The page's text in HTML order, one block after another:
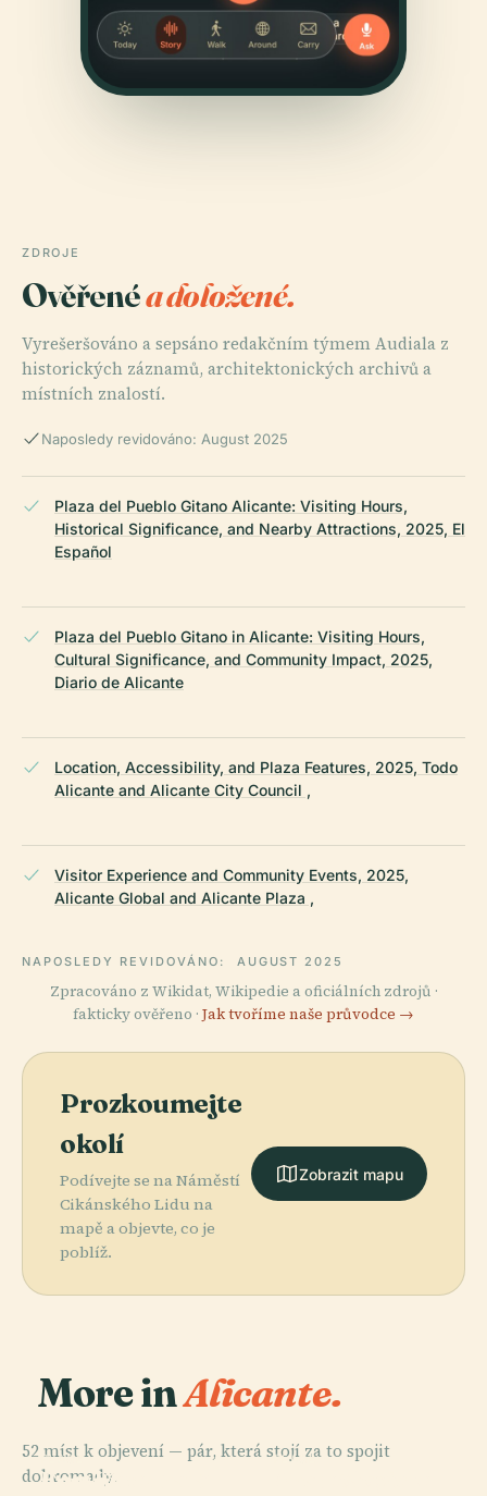
ZDROJE
Ověřenéa doložené.
Vyrešeršováno a sepsáno redakčním týmem Audiala z
historických záznamů, architektonických archivů a
místních znalostí.
Naposledy revidováno: August 2025
Plaza del Pueblo Gitano Alicante: Visiting Hours,
Historical Significance, and Nearby Attractions, 2025, El
Español
Plaza del Pueblo Gitano in Alicante: Visiting Hours,
Cultural Significance, and Community Impact, 2025,
Diario de Alicante
Location, Accessibility, and Plaza Features, 2025, Todo
Alicante and Alicante City Council ,
Visitor Experience and Community Events, 2025,
Alicante Global and Alicante Plaza ,
NAPOSLEDY REVIDOVÁNO: AUGUST 2025
Zpracováno z Wikidat, Wikipedie a oficiálních zdrojů ·
fakticky ověřeno · Jak tvoříme naše průvodce →
Prozkoumejte
okolí
Podívejte se na Náměstí
Cikánského Lidu na
mapě a objevte, co je
poblíž.
Zobrazit mapu
More inAlicante.
52 míst k objevení — pár, která stojí za to spojit
dohromady.
PLACE
Centrální Trh V
PLACE
PLACE
Kon-Katedrála
PLACE